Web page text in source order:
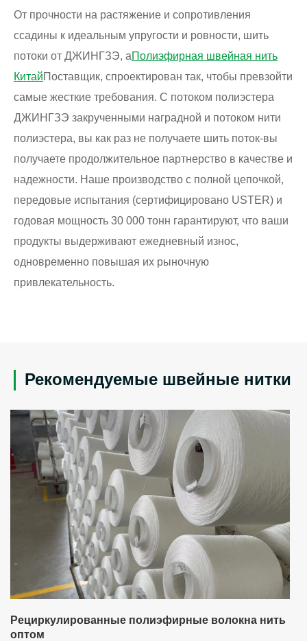
От прочности на растяжение и сопротивления
ссадины к идеальным упругости и ровности, шить
потоки от ДЖИНГЗЭ, аПолиэфирная швейная нить
КитайПоставщик, спроектирован так, чтобы превзойти
самые жесткие требования. С потоком полиэстера
ДЖИНГЗЭ закрученными наградной и потоком нити
полиэстера, вы как раз не получаете шить поток-вы
получаете продолжительное партнерство в качестве и
надежности. Наше производство с полной цепочкой,
передовые испытания (сертифицировано USTER) и
годовая мощность 30 000 тонн гарантируют, что ваши
продукты выдерживают ежедневный износ,
одновременно повышая их рыночную
привлекательность.
Рекомендуемые швейные нитки
Рециркулированные полиэфирные волокна нить
оптом